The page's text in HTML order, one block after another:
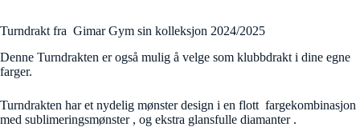
Turndrakt fra Gimar Gym sin kolleksjon 2024/2025
Denne Turndrakten er også mulig å velge som klubbdrakt i dine egne
farger.
Turndrakten har et nydelig mønster design i en flott fargekombinasjon
med sublimeringsmønster , og ekstra glansfulle diamanter .